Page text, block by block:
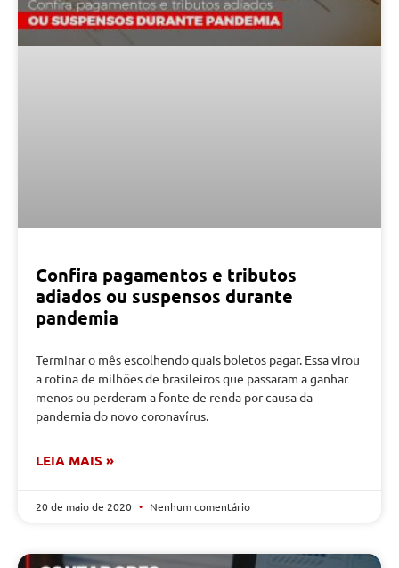
Confira pagamentos e tributos
adiados ou suspensos durante
pandemia
Terminar o mês escolhendo quais boletos pagar. Essa virou
a rotina de milhões de brasileiros que passaram a ganhar
menos ou perderam a fonte de renda por causa da
pandemia do novo coronavírus.
LEIA MAIS »
20 de maio de 2020 Nenhum comentário